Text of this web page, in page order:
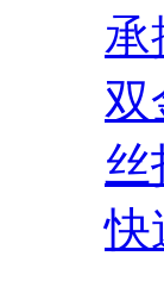
承
双
丝
快